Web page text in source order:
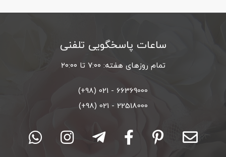
ساعات پاسخگویی تلفنی
تمام روزهای هفته: ۷:۰۰ تا ۲۰:۰۰
66369000 - 021 (98+)
22518000 - 021 (98+)